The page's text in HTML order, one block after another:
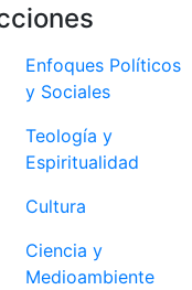
Enfoques Políticos
y Sociales
Teología y
Espiritualidad
Cultura
Ciencia y
Medioambiente